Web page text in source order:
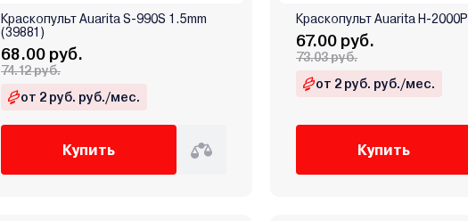
Краскопульт Auarita S-990S 1.5mm
(39881)
68.00 руб.
74.12 руб.
от 2 руб. руб./мес.
Купить
Краскопульт Auarita H-2000P
67.00 руб.
73.03 руб.
от 2 руб. руб./мес.
Купить